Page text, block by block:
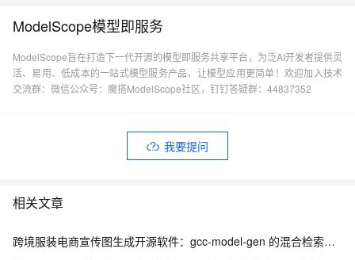
ModelScope模型即服务
ModelScope旨在打造下一代开源的模型即服务共享平台，为泛AI开发者提供灵
活、易用、低成本的一站式模型服务产品，让模型应用更简单！欢迎加入技术
交流群：微信公众号：魔搭ModelScope社区，钉钉答疑群：44837352
我要提问
相关文章
跨境服装电商宣传图生成开源软件：gcc-model-gen 的混合检索与风格继承架构